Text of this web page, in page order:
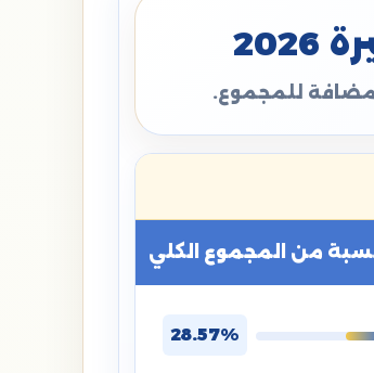
للمجموع.
من المجموع الكلي
28.57%